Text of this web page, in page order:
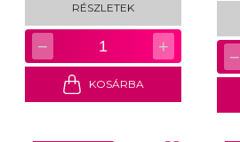
RÉSZLETEK
− 1 +
KOSÁRBA
−